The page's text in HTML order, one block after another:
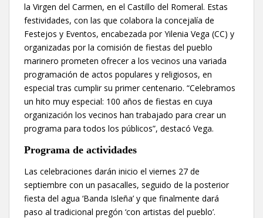
la Virgen del Carmen, en el Castillo del Romeral. Estas
festividades, con las que colabora la concejalía de
Festejos y Eventos, encabezada por Yilenia Vega (CC) y
organizadas por la comisión de fiestas del pueblo
marinero prometen ofrecer a los vecinos una variada
programación de actos populares y religiosos, en
especial tras cumplir su primer centenario. “Celebramos
un hito muy especial: 100 años de fiestas en cuya
organización los vecinos han trabajado para crear un
programa para todos los públicos”, destacó Vega.
Programa de actividades
Las celebraciones darán inicio el viernes 27 de
septiembre con un pasacalles, seguido de la posterior
fiesta del agua ‘Banda Isleña’ y que finalmente dará
paso al tradicional pregón ‘con artistas del pueblo’.